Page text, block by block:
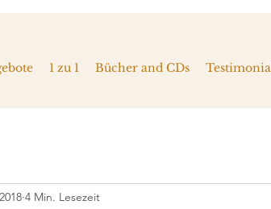
1 zu 1 Bücher and CDs
4 Min. Lesezeit